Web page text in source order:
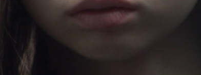
Video